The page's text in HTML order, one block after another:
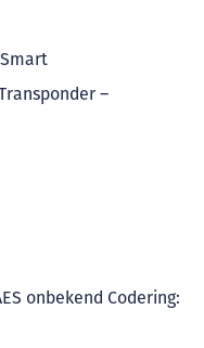
–
onbekend Codering: